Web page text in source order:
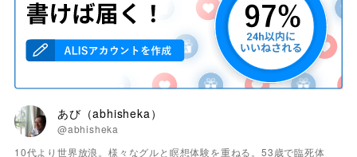
あび（abhisheka）
@abhisheka
10代より世界放浪。様々なグルと瞑想体験を重ねる。53歳で臨死体